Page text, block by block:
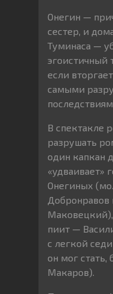
Онегин —
сестер, и
Туминаса —
эгоистичный
если
самыми
В спектакле
разрушать
один капкан
«удваивает»
Онегиных
пиит —
с легкой
он мог
Макаров).